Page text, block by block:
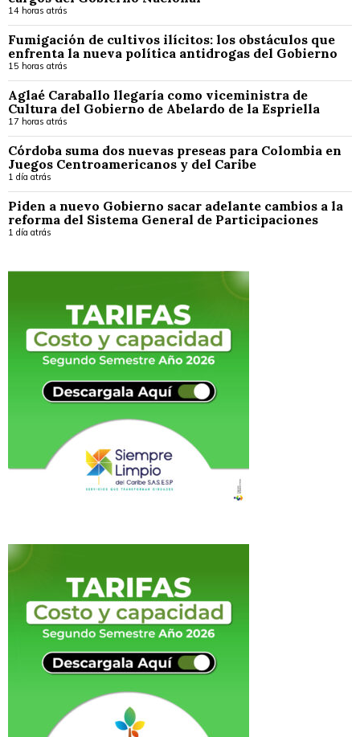
14 horas atrás
Fumigación de cultivos ilícitos: los obstáculos que
enfrenta la nueva política antidrogas del Gobierno
15 horas atrás
Aglaé Caraballo llegaría como viceministra de
Cultura del Gobierno de Abelardo de la Espriella
17 horas atrás
Córdoba suma dos nuevas preseas para Colombia en
Juegos Centroamericanos y del Caribe
1 día atrás
Piden a nuevo Gobierno sacar adelante cambios a la
reforma del Sistema General de Participaciones
1 día atrás